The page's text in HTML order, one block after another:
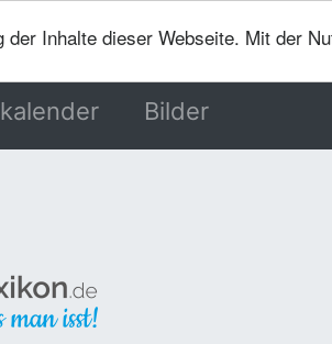
Inhalte dieser Webseite. Mit der
Bilder